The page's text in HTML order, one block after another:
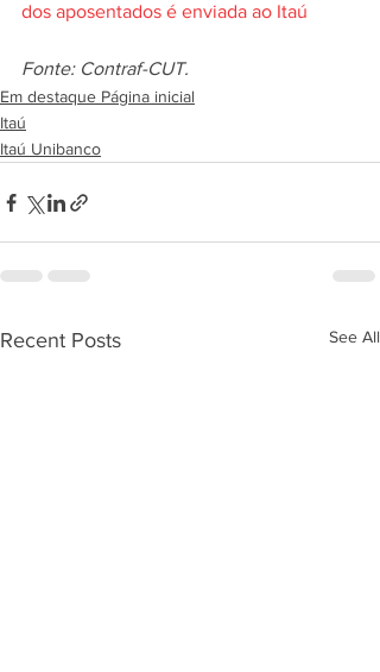
dos aposentados é enviada ao Itaú
Fonte: Contraf-CUT.
Em destaque Página inicial
Itaú
Itaú Unibanco
Recent Posts See All